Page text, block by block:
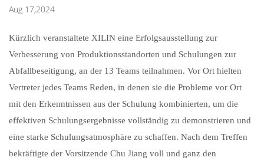
Aug 17,2024
Kürzlich veranstaltete XILIN eine Erfolgsausstellung zur
Verbesserung von Produktionsstandorten und Schulungen zur
Abfallbeseitigung, an der 13 Teams teilnahmen. Vor Ort hielten
Vertreter jedes Teams Reden, in denen sie die Probleme vor Ort
mit den Erkenntnissen aus der Schulung kombinierten, um die
effektiven Schulungsergebnisse vollständig zu demonstrieren und
eine starke Schulungsatmosphäre zu schaffen. Nach dem Treffen
bekräftigte der Vorsitzende Chu Jiang voll und ganz den